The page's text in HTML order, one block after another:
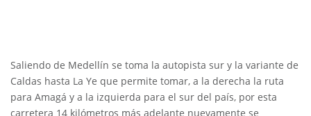
Saliendo de Medellín se toma la autopista sur y la variante de
Caldas hasta La Ye que permite tomar, a la derecha la ruta
para Amagá y a la izquierda para el sur del país, por esta
carretera 14 kilómetros más adelante nuevamente se